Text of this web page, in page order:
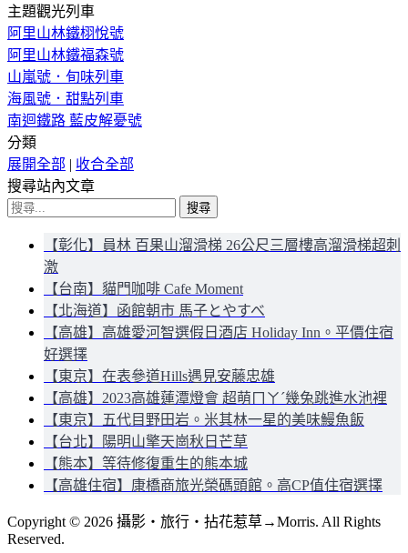
主題觀光列車
阿里山林鐵栩悅號
阿里山林鐵福森號
山嵐號．旬味列車
海風號．甜點列車
南迴鐵路 藍皮解憂號
分類
展開全部 | 收合全部
搜尋站內文章
搜
【彰化】員林 百果山溜滑梯 26公尺三層樓高溜滑梯超刺
激
【台南】貓門咖啡 Cafe Moment
【北海道】函館朝市 馬子とやすべ
【高雄】高雄愛河智選假日酒店 Holiday Inn。平價住宿
好選擇
【東京】在表參道Hills遇見安藤忠雄
【高雄】2023高雄蓮潭燈會 超萌ㄇㄚˊ幾兔跳進水池裡
【東京】五代目野田岩。米其林一星的美味鰻魚飯
【台北】陽明山擎天崗秋日芒草
【熊本】等待修復重生的熊本城
【高雄住宿】康橋商旅光榮碼頭館。高CP值住宿選擇
Copyright © 2026 攝影‧旅行‧拈花惹草→Morris. All Rights
Reserved.